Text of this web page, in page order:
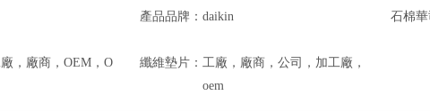
產品品牌： daikin 石棉華
，廠商，OEM，O
纖維墊片： 工廠，廠商，公司，加工廠，
oem